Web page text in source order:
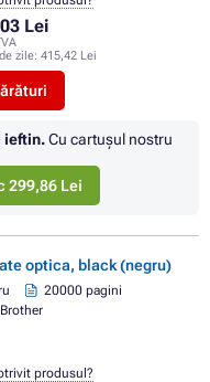
Lei
zile: 415,42 Lei
ieftin.Cu cartuşul nostru
299,86 Lei
optica, black (negru)
20000 pagini
Brother
produsul?